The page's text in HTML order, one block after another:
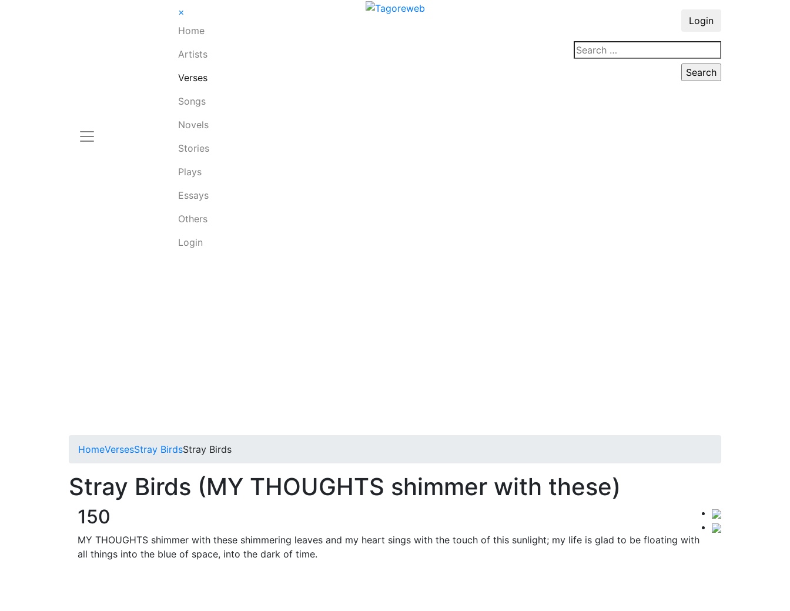
×
Home
Artists
Verses
Songs
Novels
Stories
Plays
Essays
Others
Login
Login
HomeVersesStray BirdsStray Birds
Stray Birds (MY THOUGHTS shimmer with these)
150
MY THOUGHTS shimmer with these shimmering leaves and my heart sings with the touch of this sunlight; my life is glad to be floating with
all things into the blue of space, into the dark of time.